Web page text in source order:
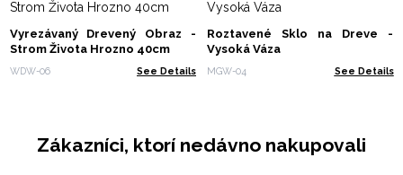
Vyrezávaný Drevený Obraz -
Strom Života Hrozno 40cm
WDW-06 See Details
Roztavené Sklo na Dreve -
Vysoká Váza
MGW-04 See Details
Zákazníci, ktorí nedávno nakupovali